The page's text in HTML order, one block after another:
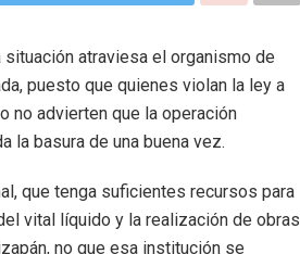
situación atraviesa el organismo de
puesto que quienes violan la ley a
no advierten que la operación
la basura de una buena vez.
que tenga suficientes recursos para
vital líquido y la realización de obras
no que esa institución se